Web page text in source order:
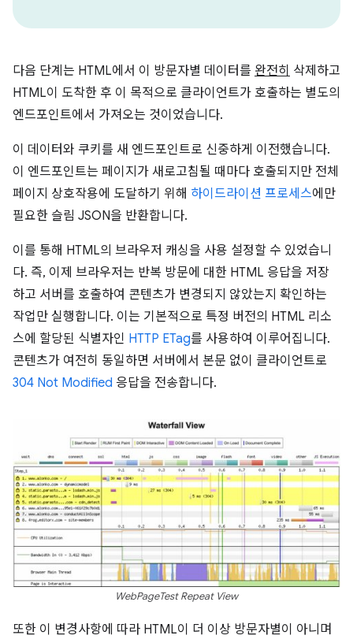
다음 단계는 HTML에서 이 방문자별 데이터를 완전히 삭제하고
HTML이 도착한 후 이 목적으로 클라이언트가 호출하는 별도의
엔드포인트에서 가져오는 것이었습니다.
이 데이터와 쿠키를 새 엔드포인트로 신중하게 이전했습니다.
이 엔드포인트는 페이지가 새로고침될 때마다 호출되지만 전체
페이지 상호작용에 도달하기 위해 하이드라이션 프로세스에만
필요한 슬림 JSON을 반환합니다.
이를 통해 HTML의 브라우저 캐싱을 사용 설정할 수 있었습니
다. 즉, 이제 브라우저는 반복 방문에 대한 HTML 응답을 저장
하고 서버를 호출하여 콘텐츠가 변경되지 않았는지 확인하는
작업만 실행합니다. 이는 기본적으로 특정 버전의 HTML 리소
스에 할당된 식별자인 HTTP ETag를 사용하여 이루어집니다.
콘텐츠가 여전히 동일하면 서버에서 본문 없이 클라이언트로
304 Not Modified 응답을 전송합니다.
WebPageTest Repeat View
또한 이 변경사항에 따라 HTML이 더 이상 방문자별이 아니며